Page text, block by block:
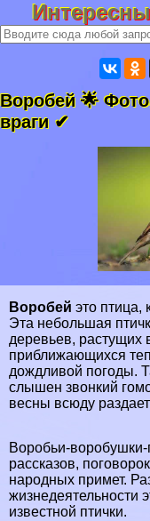
Воробей 🌟
враги ✔
Воробей это птица,
Эта небольшая
деревьев, растущих
приближающихся
дождливой погоды.
слышен звонкий
весны всюду
Воробьи-воробушки-
рассказов,
народных примет.
жизнедеятельности
известной птички.